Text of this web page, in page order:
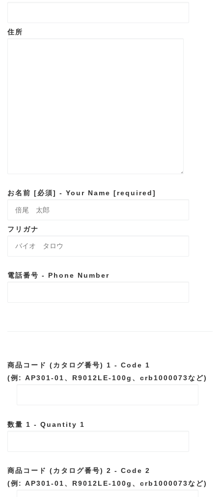
住所
お名前 [必須] - Your Name [required]
フリガナ
電話番号 - Phone Number
商品コード (カタログ番号) 1 - Code 1
(例: AP301-01、R9012LE-100g、crb1000073など)
数量 1 - Quantity 1
商品コード (カタログ番号) 2 - Code 2
(例: AP301-01、R9012LE-100g、crb1000073など)